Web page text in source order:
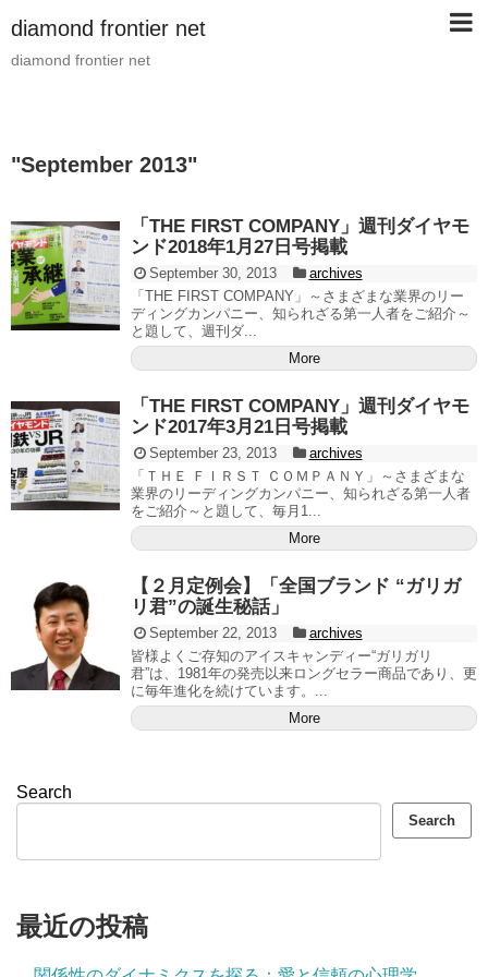
diamond frontier net
diamond frontier net
"September 2013"
「THE FIRST COMPANY」週刊ダイヤモ
ンド2018年1月27日号掲載
September 30, 2013
archives
「THE FIRST COMPANY」～さまざまな業界のリー
ディングカンパニー、知られざる第一人者をご紹介～
と題して、週刊ダ...
More
「THE FIRST COMPANY」週刊ダイヤモ
ンド2017年3月21日号掲載
September 23, 2013
archives
「ＴＨＥ ＦＩＲＳＴ ＣＯＭＰＡＮＹ」～さまざまな
業界のリーディングカンパニー、知られざる第一人者
をご紹介～と題して、毎月1...
More
【２月定例会】「全国ブランド “ガリガ
リ君”の誕生秘話」
September 22, 2013
archives
皆様よくご存知のアイスキャンディー“ガリガリ
君”は、1981年の発売以来ロングセラー商品であり、更
に毎年進化を続けています。...
More
Search
Search
最近の投稿